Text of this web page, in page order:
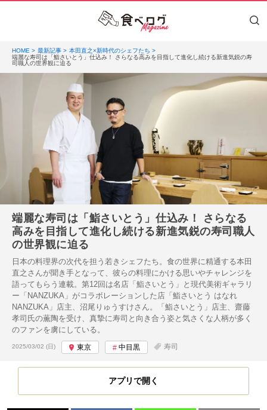
HOME 最新記事
本田直之×新時代のシェフたち
端麗な寿司は「鮨さいとう」仕込み！ さらなる高みを目指して進化し続ける新進気鋭の寿
司職人の世界観に迫る
端麗な寿司は「鮨さいとう」仕込み！ さらなる
高みを目指して進化し続ける新進気鋭の寿司職人
の世界観に迫る
日本の料理界の次代を担う若きシェフたち。食の世界に精通する本田
直之さんが聞き手となって、彼らの料理にかける思いやチャレンジを
語ってもらう連載。第12回は名店「鮨さいとう」と現代美術ギャラリ
ー「NANZUKA」がコラボレーションした店「鮨さいとう はなれ
NANZUKA」店主、沼尾りゅうすけさん。「鮨さいとう」店主、齋藤
孝司氏の薫陶を受け、真摯に寿司と向き合う姿と気さくな人柄が多く
のファンを虜にしている。
投稿日:
2025/03/02 (日) 東京 中目黒 寿司
アプリで開く